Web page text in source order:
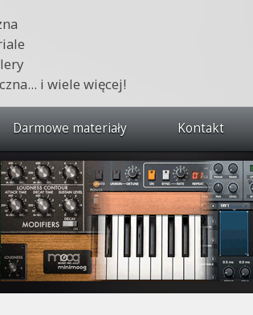
i wiele więcej!
warsztaty
Darmowe materiały Kontakt